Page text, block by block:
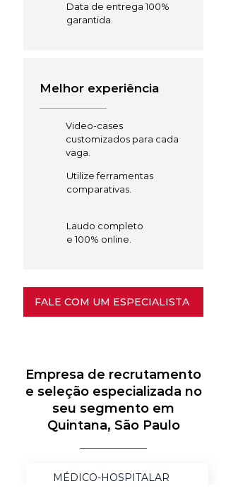
Data de entrega 100%
garantida.
Melhor experiência
Video-cases
customizados para cada
vaga.
Utilize ferramentas
comparativas.
Laudo completo
e 100% online.
FALE COM UM ESPECIALISTA
Empresa de recrutamento
e seleção especializada no
seu segmento em
Quintana, São Paulo
MÉDICO-HOSPITALAR